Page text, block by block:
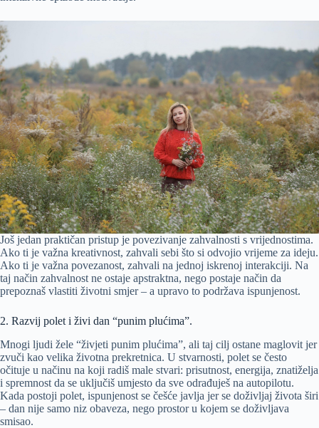
Još jedan praktičan pristup je povezivanje zahvalnosti s vrijednostima.
Ako ti je važna kreativnost, zahvali sebi što si odvojio vrijeme za ideju.
Ako ti je važna povezanost, zahvali na jednoj iskrenoj interakciji. Na
taj način zahvalnost ne ostaje apstraktna, nego postaje način da
prepoznaš vlastiti životni smjer – a upravo to podržava ispunjenost.
2. Razvij polet i živi dan “punim plućima”.
Mnogi ljudi žele “živjeti punim plućima”, ali taj cilj ostane maglovit jer
zvuči kao velika životna prekretnica. U stvarnosti, polet se često
očituje u načinu na koji radiš male stvari: prisutnost, energija, znatiželja
i spremnost da se uključiš umjesto da sve odrađuješ na autopilotu.
Kada postoji polet, ispunjenost se češće javlja jer se doživljaj života širi
– dan nije samo niz obaveza, nego prostor u kojem se doživljava
smisao.